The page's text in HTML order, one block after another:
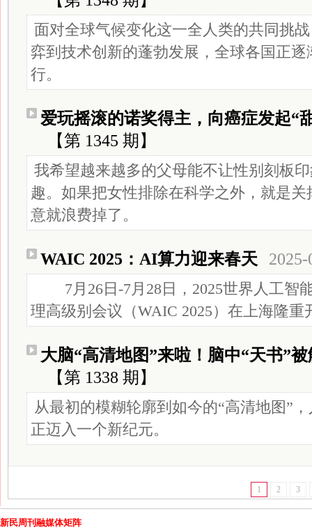
面对全球气候变化这一全人类的共同挑
弈到技术创新的蓬勃发展，全球各国正
行。
爱玩摇滚的诺奖得主，向癌症发起“
【第 1345 期】
我希望越来越多的父母能不让性别刻板
趣。如果把女性排除在科学之外，就是关
意就浪费掉了。
WAIC 2025：AI算力迎来春天
7月26日-7月28日，2025世界人工智
理高级别会议（WAIC 2025）在上海隆
大脑“高清地图”来啦！脑中“天书”
【第 1338 期】
从最初的模糊轮廓到如今的“高清地图”
正迈入一个新纪元。
1 2 3
新民周刊融媒体矩阵